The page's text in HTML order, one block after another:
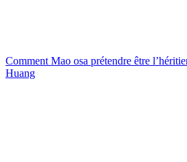
Comment Mao osa prétendre être
Huang